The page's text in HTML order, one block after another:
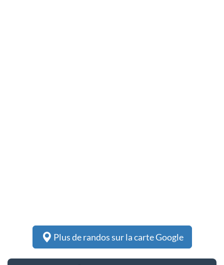
Plus de randos sur la carte Google